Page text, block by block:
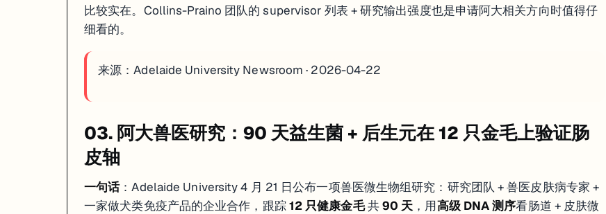
比较实在。Collins-Praino 团队的 supervisor 列表 + 研究输出强度也是申请阿大相关方向时值得仔
细看的。
来源：Adelaide University Newsroom · 2026-04-22
03. 阿大兽医研究：90 天益生菌 + 后生元在 12 只金毛上验证肠
皮轴
一句话：Adelaide University 4 月 21 日公布一项兽医微生物组研究：研究团队 + 兽医皮肤病专家 +
一家做犬类免疫产品的企业合作，跟踪12 只健康金毛共90 天 ，用高级 DNA 测序看肠道 + 皮肤微